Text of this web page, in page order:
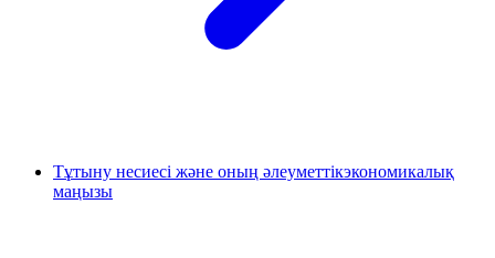
Тұтыну несиесі және оның әлеуметтікэкономикалық
маңызы